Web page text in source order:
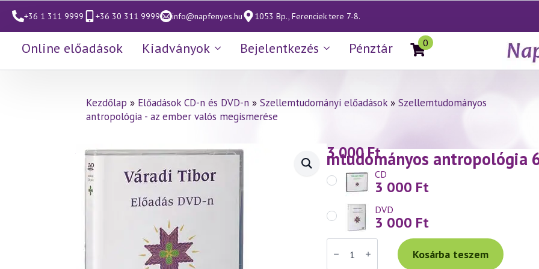
+36 1 311 9999 +36 30 311 9999 info@napfenyes.hu 1053 Bp., Ferenciek tere 7-8.
Online előadások Kiadványok Bejelentkezés Pénztár 0
Kezdőlap » Előadások CD-n és DVD-n » Szellemtudományi előadások» Szellemtudományos
antropológia - az ember valós megismerése
Váradi Tibor előadás (428) — Szellemtudományos antropológia
3 000Ft
CD
3 000 Ft
DVD
3 000 Ft
Váradi
Tibor
előadás
Kosárba teszem